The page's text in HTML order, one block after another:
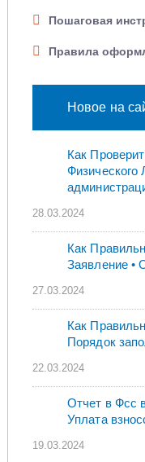
Пошаговая
Правила
Новое на
Как
Физического
28.03.2024
Как
Заявление •
27.03.2024
Как
Порядок
22.03.2024
Отчет в Фсс
Уплата
19.03.2024